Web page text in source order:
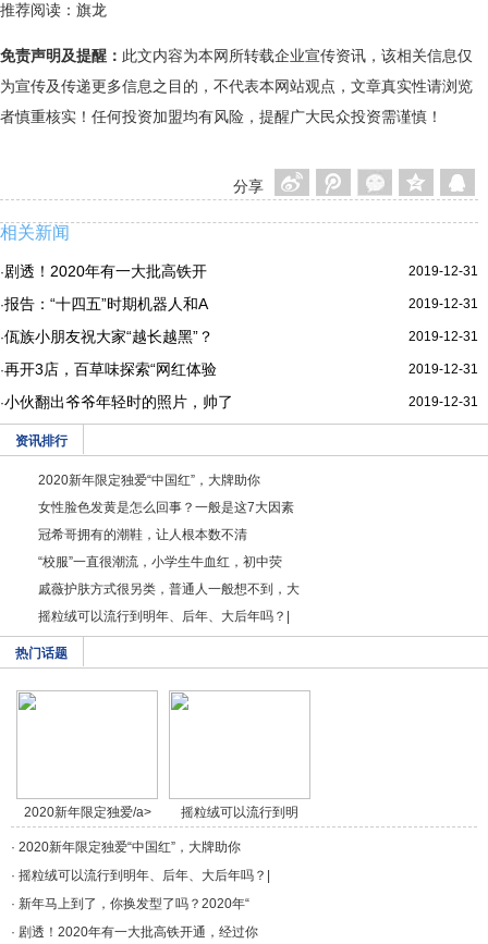
推荐阅读： 旗龙
免责声明及提醒： 此文内容为本网所转载企业宣传资讯，该相关信息仅
为宣传及传递更多信息之目的，不代表本网站观点，文章真实性请浏览
者慎重核实！任何投资加盟均有风险，提醒广大民众投资需谨慎！
分享
相关新闻
2019-12-31
·剧透！2020年有一大批高铁开
2019-12-31
·报告：“十四五”时期机器人和A
2019-12-31
·佤族小朋友祝大家“越长越黑”？
2019-12-31
·再开3店，百草味探索“网红体验
2019-12-31
·小伙翻出爷爷年轻时的照片，帅了
资讯排行
2020新年限定独爱“中国红”，大牌助你
女性脸色发黄是怎么回事？一般是这7大因素
冠希哥拥有的潮鞋，让人根本数不清
“校服”一直很潮流，小学生牛血红，初中荧
戚薇护肤方式很另类，普通人一般想不到，大
摇粒绒可以流行到明年、后年、大后年吗？|
热门话题
2020新年限定独爱/a>
摇粒绒可以流行到明
年/a>
· 2020新年限定独爱“中国红”，大牌助你
· 摇粒绒可以流行到明年、后年、大后年吗？|
· 新年马上到了，你换发型了吗？2020年“
· 剧透！2020年有一大批高铁开通，经过你